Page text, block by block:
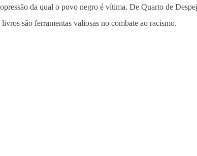
da qual o povo negro é vítima. De Quarto de
são ferramentas valiosas no combate ao racismo.